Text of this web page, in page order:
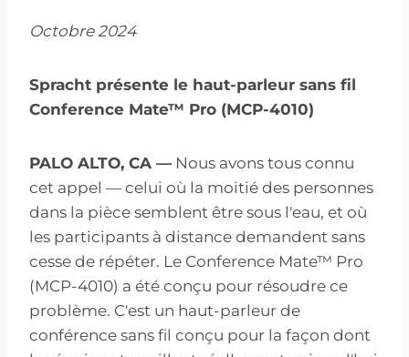
Octobre2024
Spracht présente le haut-parleur sans fil
Conference Mate™ Pro (MCP-4010)
PALO ALTO, CA — Nous avons tous connu
cet appel — celui où la moitié des personnes
dans la pièce semblent être sous l'eau, et où
les participants à distance demandent sans
cesse de répéter. Le Conference Mate™ Pro
(MCP-4010) a été conçu pour résoudre ce
problème. C'est un haut-parleur de
conférence sans fil conçu pour la façon dont